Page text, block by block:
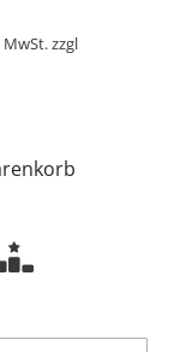
zzgl